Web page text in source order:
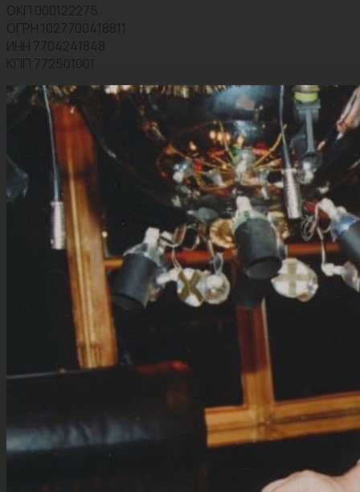
ОКП 000122275
ОГРН 1027700418811
ИНН 7704241848
КПП 772501001